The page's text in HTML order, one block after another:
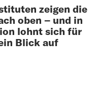
zeigen die
oben – und in
lohnt sich für
Blick auf